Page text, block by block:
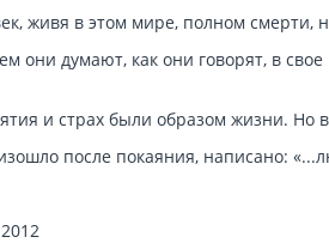
живя в этом мире, полном смерти,
они думают, как они говорят, в
и страх были образом жизни. Но
после покаяния, написано:
2012